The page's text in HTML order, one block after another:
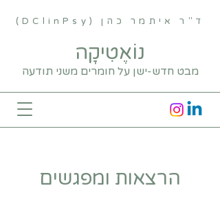
ד"ר איתמר כהן (DClinPsy)
נוֹאֶטִיקָה
מבט חדש-ישן על חומרים משני תודעה
הרצאות ומפגשים